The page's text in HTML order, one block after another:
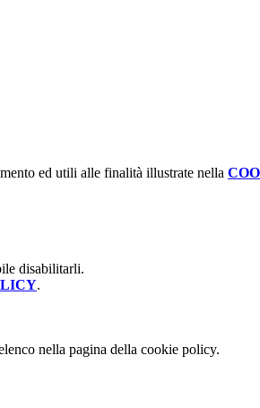
ed utili alle finalità illustrate nella
disabilitarli.
.
nella pagina della cookie policy.